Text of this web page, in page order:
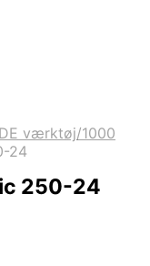
værktøj/1000
24
250-24